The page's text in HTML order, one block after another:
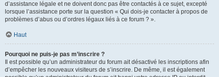
d’assistance légale et ne doivent donc pas être contactés à ce sujet, excepté
lorsque l’assistance porte sur la question « Qui dois-je contacter à propos de
problèmes d’abus ou d’ordres légaux liés à ce forum ? ».
Haut
Pourquoi ne puis-je pas m’inscrire ?
Il est possible qu’un administrateur du forum ait désactivé les inscriptions afin
d’empêcher les nouveaux visiteurs de s’inscrire. De même, il est également